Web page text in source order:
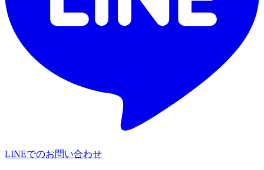
LINEでのお問い合わせ